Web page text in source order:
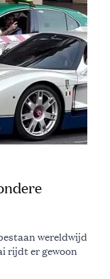
wereldwijd
rijdt er gewoon